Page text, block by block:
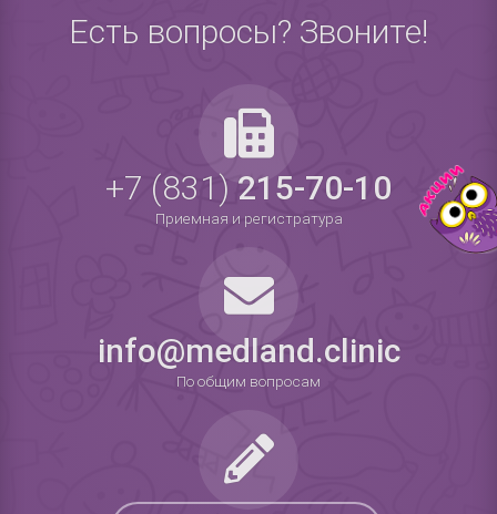
Есть вопросы? Звоните!
+7 (831)215-70-10
Приемная и регистратура
info@medland.clinic
По общим вопросам